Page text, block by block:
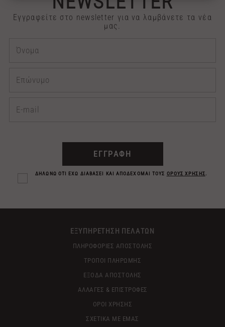
Εγγραφείτε στο newsletter για να λαμβάνετε τα νέα
μας.
ΕΓΓΡΑΦΗ
ΔΗΛΩΝΩ ΟΤΙ ΕΧΩ ΔΙΑΒΑΣΕΙ ΚΑΙ ΑΠΟΔΕΧΟΜΑΙ ΤΟΥΣ ΟΡΟΥΣ ΧΡΗΣΗΣ.
ΕΞΥΠΗΡΕΤΗΣΗ ΠΕΛΑΤΩΝ
ΠΛΗΡΟΦΟΡΙΕΣ ΑΠΟΣΤΟΛΗΣ
ΤΡΟΠΟΙ ΠΛΗΡΩΜΗΣ
ΕΞΟΔΑ ΑΠΟΣΤΟΛΗΣ
ΑΛΛΑΓΕΣ & ΕΠΙΣΤΡΟΦΕΣ
ΟΡΟΙ ΧΡΗΣΗΣ
ΣΧΕΤΙΚΑ ΜΕ ΕΜΑΣ